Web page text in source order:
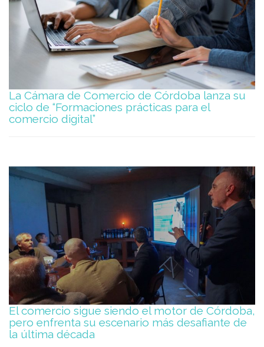
La Cámara de Comercio de Córdoba lanza su
ciclo de “Formaciones prácticas para el
comercio digital”
El comercio sigue siendo el motor de Córdoba,
pero enfrenta su escenario más desafiante de
la última década